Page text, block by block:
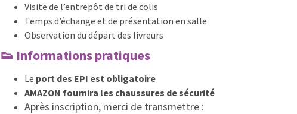
Visite de l’entrepôt de tri de colis
Temps d’échange et de présentation en salle
Observation du départ des livreurs
👟 Informations pratiques
Le port des EPI est obligatoire
AMAZON fournira les chaussures de sécurité
Après inscription, merci de transmettre :